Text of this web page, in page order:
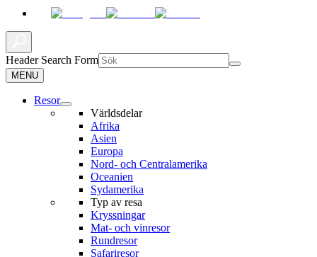
Header Search Form
MENU
Resor
Världsdelar
Afrika
Asien
Europa
Nord- och Centralamerika
Oceanien
Sydamerika
Typ av resa
Kryssningar
Mat- och vinresor
Rundresor
Safariresor